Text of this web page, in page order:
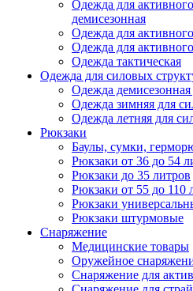
Одежда для
демисезонная
Одежда для
Одежда для
Одежда тактическая
Одежда для силовых
Одежда
Одежда зимняя для
Одежда летняя для
Рюкзаки
Баулы, сумки,
Рюкзаки от 36 до 54
Рюкзаки до 35 литров
Рюкзаки от 55 до 110
Рюкзаки
Рюкзаки штурмовые
Снаряжение
Медицинские товары
Оружейное
Снаряжение для